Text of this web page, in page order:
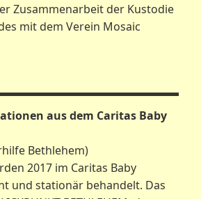
Zusammenarbeit der Kustodie
mit dem Verein Mosaic
aus dem Caritas Baby
Bethlehem)
2017 im Caritas Baby
und stationär behandelt. Das